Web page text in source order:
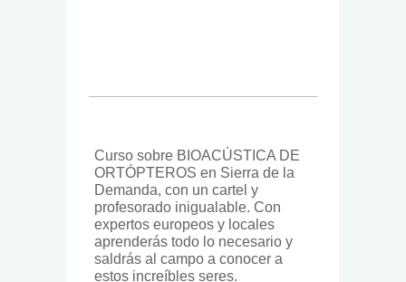
Curso sobre BIOACÚSTICA DE
ORTÓPTEROS en Sierra de la
Demanda, con un cartel y
profesorado inigualable. Con
expertos europeos y locales
aprenderás todo lo necesario y
saldrás al campo a conocer a
estos increíbles seres.